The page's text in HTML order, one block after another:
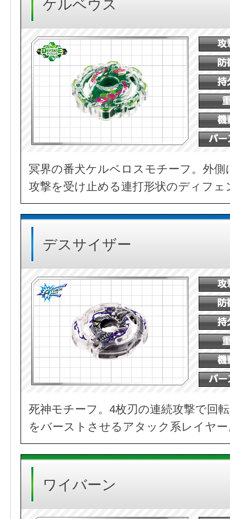
ケルベウス
冥界の番犬ケルベロスモチーフ。外
攻撃を受け止める連打形状のディフ
デスサイザー
死神モチーフ。4枚刃の連続攻撃で回
をバーストさせるアタック系レイヤー
ワイバーン